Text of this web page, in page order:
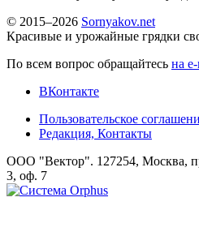
© 2015–2026 Sornyakov.net
Красивые и урожайные грядки
По всем вопрос обращайтесь на
ВКонтакте
Пользовательское
Редакция, Контакты
ООО "Вектор". 127254, Москва,
3, оф. 7